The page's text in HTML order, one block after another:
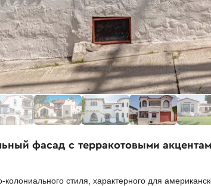
фасад с терракотовыми
стиля, характерного для